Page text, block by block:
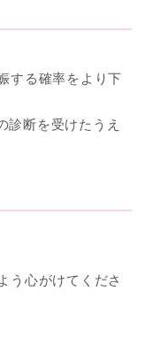
する確率をより下
断を受けたうえ
う心がけてくださ